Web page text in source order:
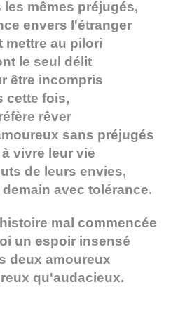
mêmes préjugés,
envers l'étranger
mettre au pilori
le seul délit
être incompris
cette fois,
rêver
sans préjugés
vivre leur vie
de leurs envies,
avec tolérance.
mal commencée
un espoir insensé
deux amoureux
qu'audacieux.